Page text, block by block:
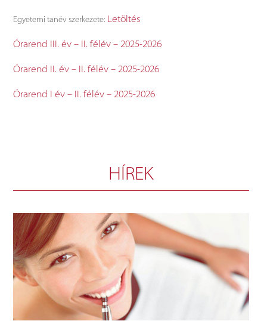
Egyetemi tanév szerkezete: Letöltés
Órarend III. év – II. félév – 2025-2026
Órarend II. év – II. félév – 2025-2026
Órarend I év – II. félév – 2025-2026
HÍREK